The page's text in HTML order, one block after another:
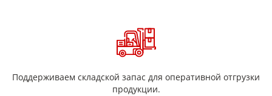
Поддерживаем складской запас для оперативной отгрузки
продукции.